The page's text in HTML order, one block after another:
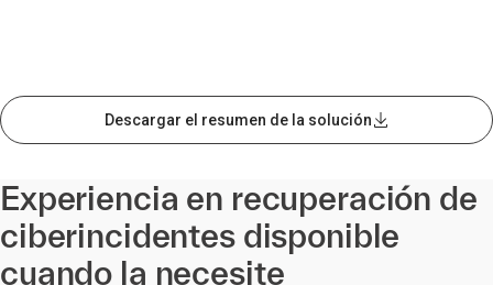
Descargar el resumen de la solución
Experiencia en recuperación de
ciberincidentes disponible
cuando la necesite